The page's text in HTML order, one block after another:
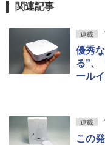
関連記事
連載
優秀
る”、
ール
連載
この